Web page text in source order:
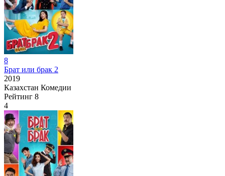
8
Брат или брак 2
2019
Казахстан Комедии
Рейтинг 8
4